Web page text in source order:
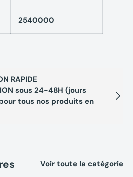
2540000
RAPIDE
sous 24-48H (jours
tous nos produits en
Voir toute la catégorie